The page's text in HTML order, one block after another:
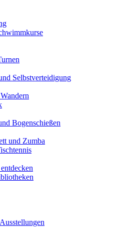
Selbstverteidigung
Bogenschießen
und Zumba